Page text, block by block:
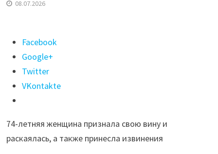
08.07.2026
Поделиться
"В
Усолье-
Сибирском
воспитателя
оштрафовали
за
Facebook
Google+
Twitter
VKontakte
74-летняя женщина признала свою вину и
раскаялась, а также принесла извинения